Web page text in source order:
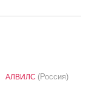
АЛВИЛС (Россия)